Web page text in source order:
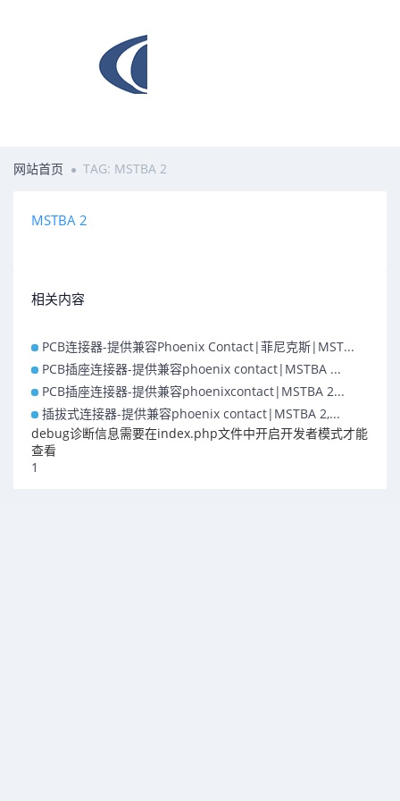
网站首页 TAG: MSTBA 2
MSTBA 2
相关内容
PCB连接器-提供兼容Phoenix Contact|菲尼克斯|MST...
PCB插座连接器-提供兼容phoenix contact|MSTBA ...
PCB插座连接器-提供兼容phoenixcontact|MSTBA 2...
插拔式连接器-提供兼容phoenix contact|MSTBA 2,...
debug诊断信息需要在index.php文件中开启开发者模式才能
查看
1